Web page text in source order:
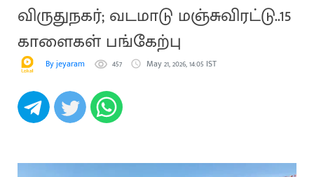
விருதுநகர்; வடமாடு மஞ்சுவிரட்டு..15
காளைகள் பங்கேற்பு
By jeyaram 457 May 21, 2026, 14:05 IST